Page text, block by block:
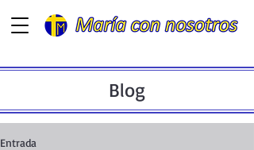
Blog
Entrada